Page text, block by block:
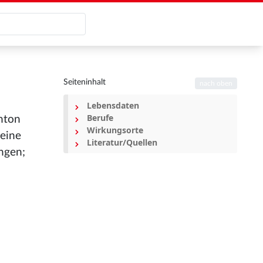
Seiteninhalt
Lebensdaten
Berufe
Wirkungsorte
Literatur/Quellen